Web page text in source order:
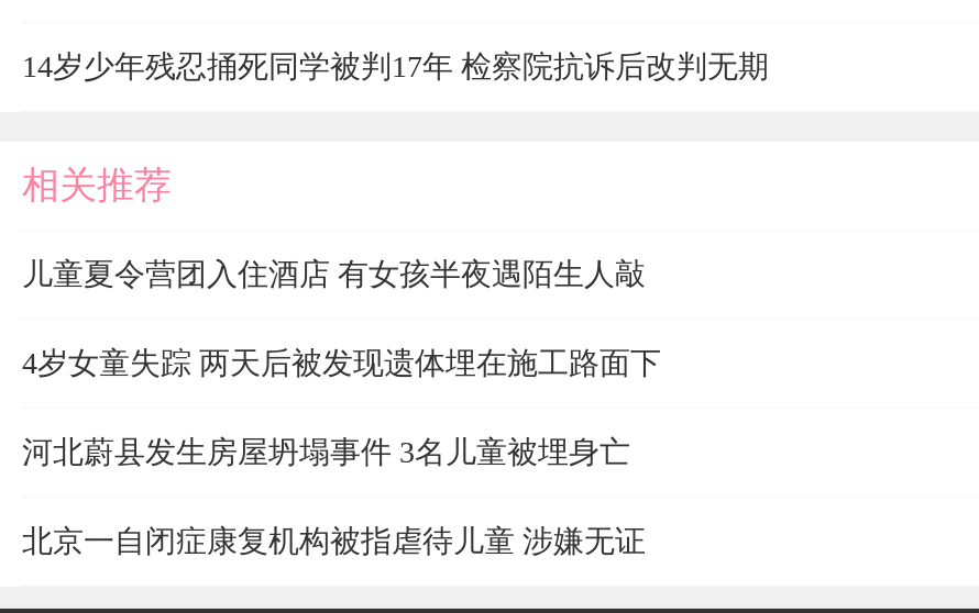
14岁少年残忍捅死同学被判17年 检察院抗诉后改判无期
相关推荐
儿童夏令营团入住酒店 有女孩半夜遇陌生人敲
4岁女童失踪 两天后被发现遗体埋在施工路面下
河北蔚县发生房屋坍塌事件 3名儿童被埋身亡
北京一自闭症康复机构被指虐待儿童 涉嫌无证